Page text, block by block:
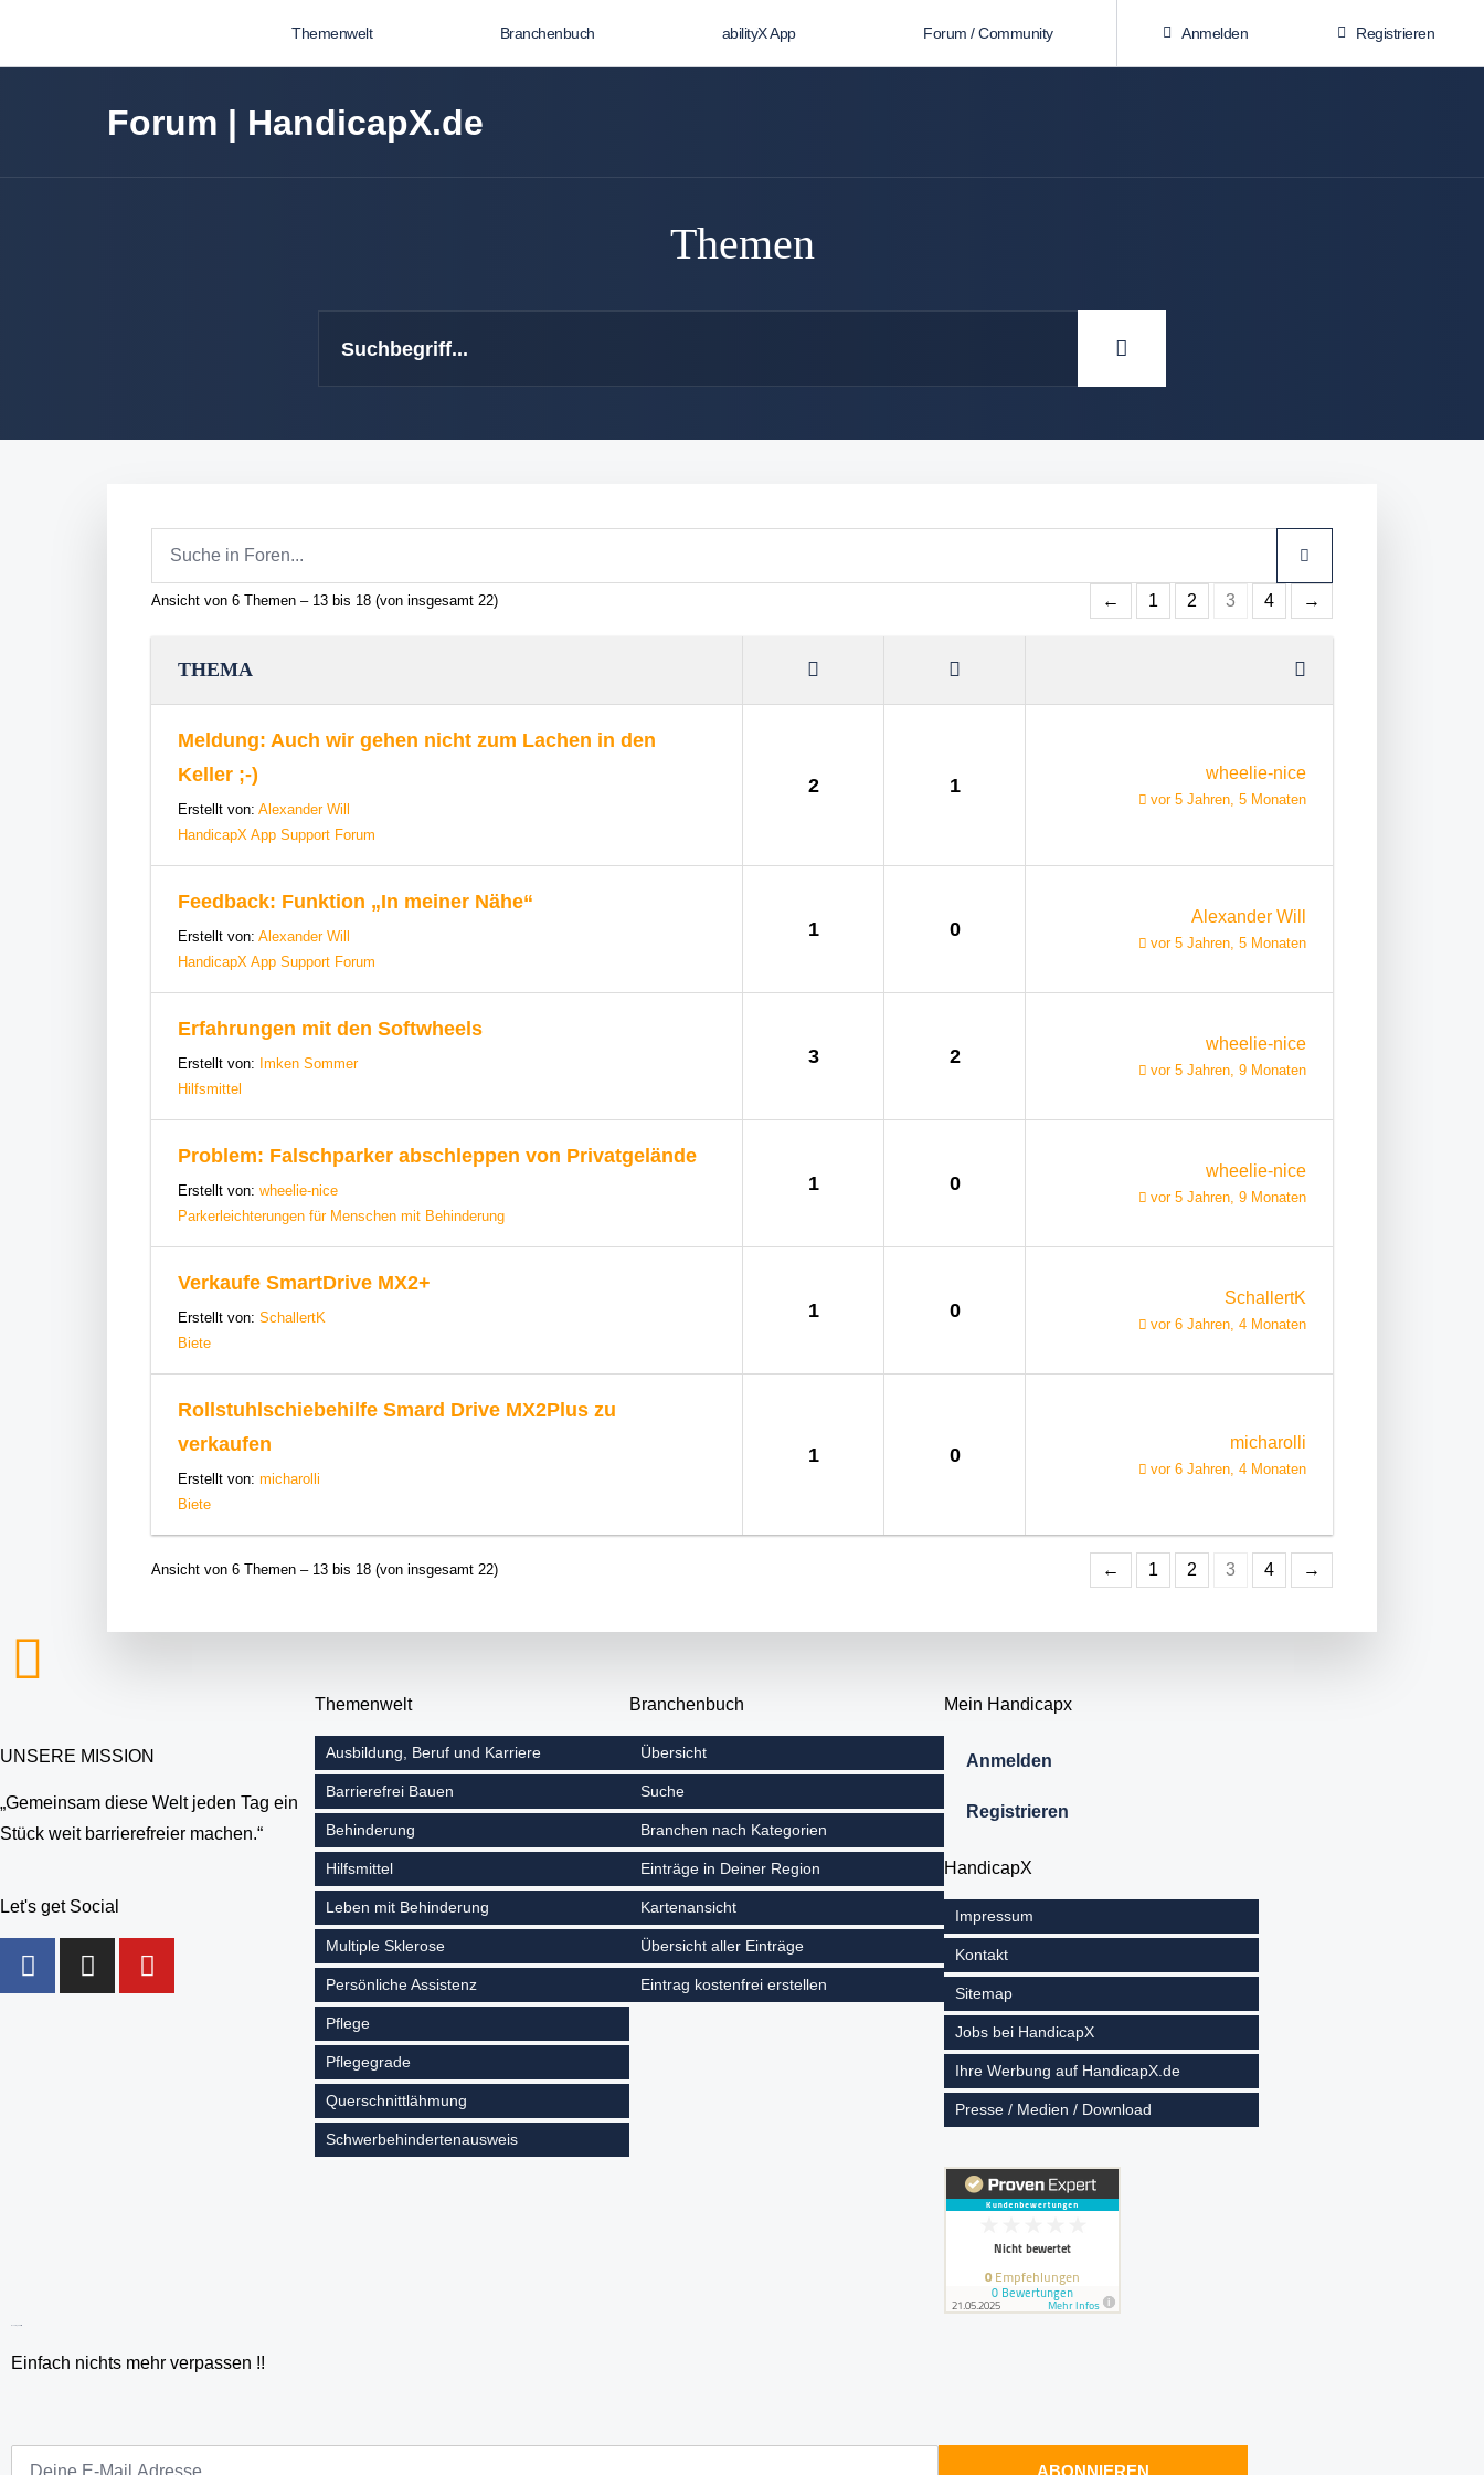
Themenwelt Branchenbuch abilityX App Forum / Community Anmelden Registrieren
Forum | HandicapX.de
Themen
Ansicht von 6 Themen – 13 bis 18 (von insgesamt 22) ← 1 2 3 4 →
THEMA
Meldung: Auch wir gehen nicht zum Lachen in den
Keller ;-)
Erstellt von: Alexander Will
HandicapX App Support Forum
2 1
wheelie-nice
vor 5 Jahren, 5 Monaten
Feedback: Funktion „In meiner Nähe“
Erstellt von: Alexander Will
HandicapX App Support Forum
1 0
Alexander Will
vor 5 Jahren, 5 Monaten
Erfahrungen mit den Softwheels
Erstellt von: Imken Sommer
Hilfsmittel
3 2
wheelie-nice
vor 5 Jahren, 9 Monaten
Problem: Falschparker abschleppen von Privatgelände
Erstellt von: wheelie-nice
Parkerleichterungen für Menschen mit Behinderung
1 0
wheelie-nice
vor 5 Jahren, 9 Monaten
Verkaufe SmartDrive MX2+
Erstellt von: SchallertK
Biete
1 0
SchallertK
vor 6 Jahren, 4 Monaten
Rollstuhlschiebehilfe Smard Drive MX2Plus zu
verkaufen
Erstellt von: micharolli
Biete
1 0
micharolli
vor 6 Jahren, 4 Monaten
Ansicht von 6 Themen – 13 bis 18 (von insgesamt 22) ← 1 2 3 4 →
UNSERE MISSION
„Gemeinsam diese Welt jeden Tag ein
Stück weit barrierefreier machen.“
Let's get Social
Themenwelt
Ausbildung, Beruf und Karriere
Barrierefrei Bauen
Behinderung
Hilfsmittel
Leben mit Behinderung
Multiple Sklerose
Persönliche Assistenz
Pflege
Pflegegrade
Querschnittlähmung
Schwerbehindertenausweis
Branchenbuch
Übersicht
Suche
Branchen nach Kategorien
Einträge in Deiner Region
Kartenansicht
Übersicht aller Einträge
Eintrag kostenfrei erstellen
Mein Handicapx
Anmelden
Registrieren
HandicapX
Impressum
Kontakt
Sitemap
Jobs bei HandicapX
Ihre Werbung auf HandicapX.de
Presse / Medien / Download
Einfach nichts mehr verpassen !!